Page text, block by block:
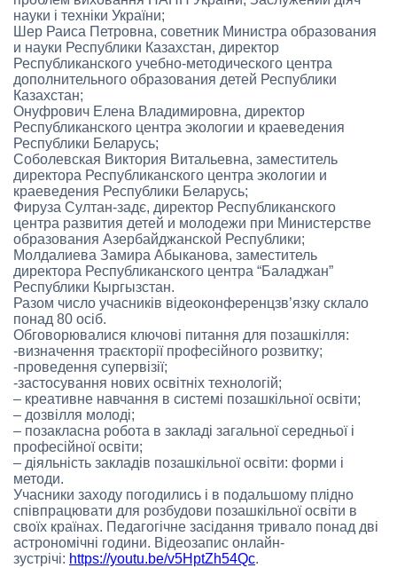
науки і техніки України;
Шер Раиса Петровна, советник Министра образования
и науки Республики Казахстан, директор
Республиканского учебно-методического центра
дополнительного образования детей Республики
Казахстан;
Онуфрович Елена Владимировна, директор
Республиканского центра экологии и краеведения
Республики Беларусь;
Соболевская Виктория Витальевна, заместитель
директора Республиканского центра экологии и
краеведения Республики Беларусь;
Фируза Султан-задє, директор Республиканского
центра развития детей и молодежи при Министерстве
образования Азербайджанской Республики;
Молдалиева Замира Абыканова, заместитель
директора Республиканского центра “Баладжан”
Республики Кыргызстан.
Разом число учасників відеоконференцзв’язку склало
понад 80 осіб.
Обговорювалися ключові питання для позашкілля:
-визначення траєкторії професійного розвитку;
-проведення супервізії;
-застосування нових освітніх технологій;
– креативне навчання в системі позашкільної освіти;
– дозвілля молоді;
– позакласна робота в закладі загальної середньої і
професійної освіти;
– діяльність закладів позашкільної освіти: форми і
методи.
Учасники заходу погодились і в подальшому плідно
співпрацювати для розбудови позашкільної освіти в
своїх країнах. Педагогічне засідання тривало понад дві
астрономічні години. Відеозапис онлайн-
зустрічі: https://youtu.be/v5HptZh54Qc.